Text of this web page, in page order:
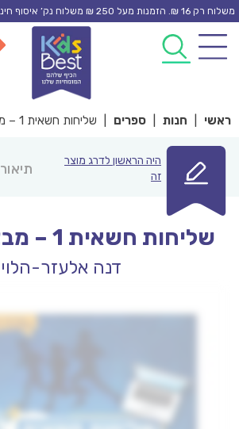
Skip
content
משלוח רק 16 ₪. הזמנות מעל 250 ₪ משלוח נק’ איסוף חינם
ראשי חנות ספרים שליחות חשאית 1 – מבצע מנהטן
היה הראשון לדרג מוצר
זה
תיאור
שליחות חשאית 1 – מבצע מנהטן
דנה אלעזר-הלוי